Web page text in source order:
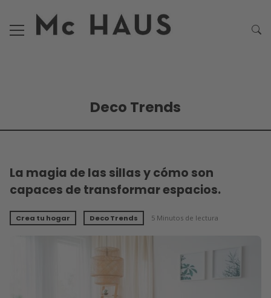
Deco Trends
La magia de las sillas y cómo son
capaces de transformar espacios.
Crea tu hogar Deco Trends 5 Minutos de lectura